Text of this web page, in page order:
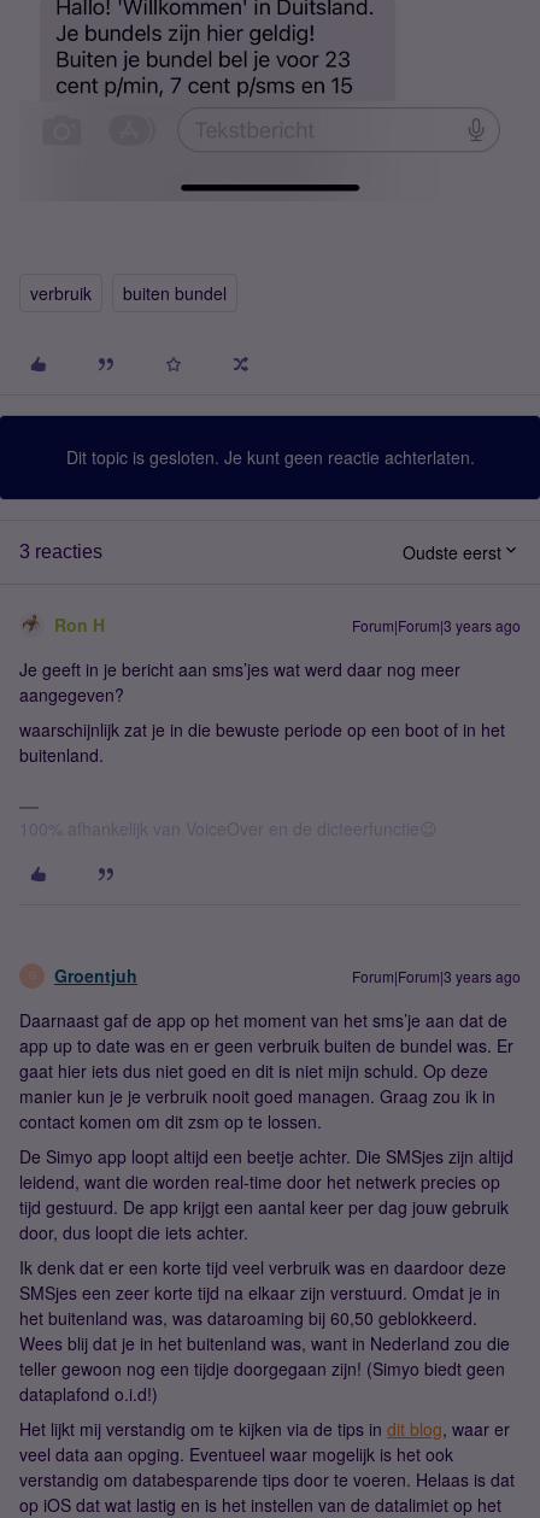
verbruik buiten bundel
Dit topic is gesloten. Je kunt geen reactie achterlaten.
3 reacties Oudste eerst
Ron H Forum|Forum|3 years ago
Je geeft in je bericht aan sms’jes wat werd daar nog meer
aangegeven?
waarschijnlijk zat je in die bewuste periode op een boot of in het
buitenland.
100% afhankelijk van VoiceOver en de dicteerfunctie😉
G Groentjuh Forum|Forum|3 years ago
Daarnaast gaf de app op het moment van het sms’je aan dat de
app up to date was en er geen verbruik buiten de bundel was. Er
gaat hier iets dus niet goed en dit is niet mijn schuld. Op deze
manier kun je je verbruik nooit goed managen. Graag zou ik in
contact komen om dit zsm op te lossen.
De Simyo app loopt altijd een beetje achter. Die SMSjes zijn altijd
leidend, want die worden real-time door het netwerk precies op
tijd gestuurd. De app krijgt een aantal keer per dag jouw gebruik
door, dus loopt die iets achter.
Ik denk dat er een korte tijd veel verbruik was en daardoor deze
SMSjes een zeer korte tijd na elkaar zijn verstuurd. Omdat je in
het buitenland was, was dataroaming bij 60,50 geblokkeerd.
Wees blij dat je in het buitenland was, want in Nederland zou die
teller gewoon nog een tijdje doorgegaan zijn! (Simyo biedt geen
dataplafond o.i.d!)
Het lijkt mij verstandig om te kijken via de tips in dit blog, waar er
veel data aan opging. Eventueel waar mogelijk is het ook
verstandig om databesparende tips door te voeren. Helaas is dat
op iOS dat wat lastig en is het instellen van de datalimiet op het